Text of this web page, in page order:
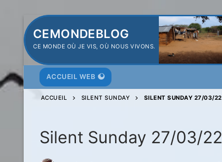
Aller
au
contenu
CEMONDEBLOG
CE MONDE OÙ JE VIS, OÙ NOUS VIVONS.
ACCUEIL WEB
ACCUEIL SILENT SUNDAY SILENT SUNDAY 27/03/22
Silent Sunday 27/03/22